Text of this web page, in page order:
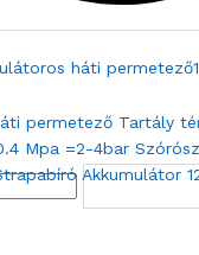
háti permetező
permetező Tartály
Mpa =2-4bar
Akkumulátor